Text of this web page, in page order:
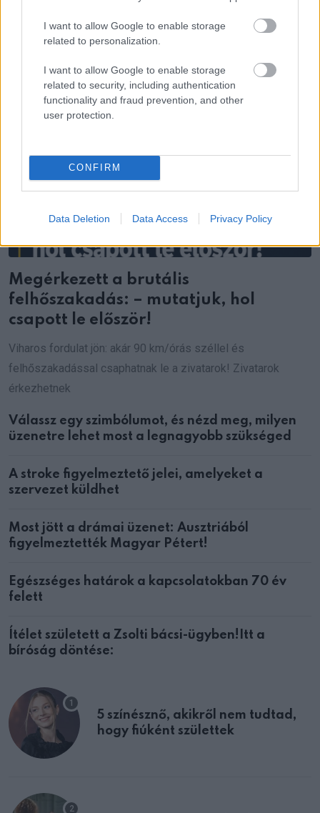
I want to allow Google to enable storage
related to personalization.
I want to allow Google to enable storage
related to security, including authentication
functionality and fraud prevention, and other
user protection.
CONFIRM
Data Deletion Data Access Privacy Policy
Megérkezett a brutális
felhőszakadás: – mutatjuk, hol
csapott le először!
Viharos fordulat jön: akár 90 km/órás széllel és
felhőszakadással csaphatnak le a zivatarok! Zivatarok
érkezhetnek
Válassz egy szimbólumot, és nézd meg, milyen
üzenetre lehet most a legnagyobb szükséged
A stroke figyelmeztető jelei, amelyeket a
szervezet küldhet
Most jött a drámai üzenet: Ausztriából
figyelmeztették Magyar Pétert!
Egészséges határok a kapcsolatokban 70 év
felett
Ítélet született a Zsolti bácsi-ügyben!Itt a
bíróság döntése:
5 színésznő, akikről nem tudtad,
hogy fiúként születtek